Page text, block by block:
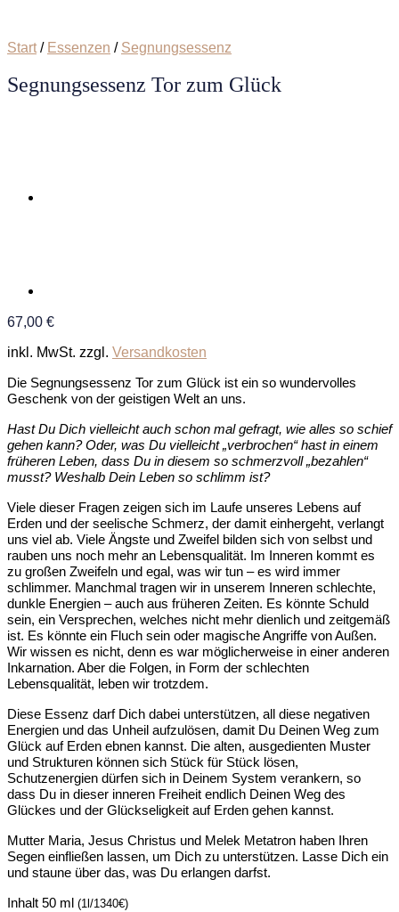
Start / Essenzen / Segnungsessenz
Segnungsessenz Tor zum Glück
67,00 €
inkl. MwSt. zzgl. Versandkosten
Die Segnungsessenz Tor zum Glück ist ein so wundervolles
Geschenk von der geistigen Welt an uns.
Hast Du Dich vielleicht auch schon mal gefragt, wie alles so schief
gehen kann? Oder, was Du vielleicht „verbrochen“ hast in einem
früheren Leben, dass Du in diesem so schmerzvoll „bezahlen“
musst? Weshalb Dein Leben so schlimm ist?
Viele dieser Fragen zeigen sich im Laufe unseres Lebens auf
Erden und der seelische Schmerz, der damit einhergeht, verlangt
uns viel ab. Viele Ängste und Zweifel bilden sich von selbst und
rauben uns noch mehr an Lebensqualität. Im Inneren kommt es
zu großen Zweifeln und egal, was wir tun – es wird immer
schlimmer. Manchmal tragen wir in unserem Inneren schlechte,
dunkle Energien – auch aus früheren Zeiten. Es könnte Schuld
sein, ein Versprechen, welches nicht mehr dienlich und zeitgemäß
ist. Es könnte ein Fluch sein oder magische Angriffe von Außen.
Wir wissen es nicht, denn es war möglicherweise in einer anderen
Inkarnation. Aber die Folgen, in Form der schlechten
Lebensqualität, leben wir trotzdem.
Diese Essenz darf Dich dabei unterstützen, all diese negativen
Energien und das Unheil aufzulösen, damit Du Deinen Weg zum
Glück auf Erden ebnen kannst. Die alten, ausgedienten Muster
und Strukturen können sich Stück für Stück lösen,
Schutzenergien dürfen sich in Deinem System verankern, so
dass Du in dieser inneren Freiheit endlich Deinen Weg des
Glückes und der Glückseligkeit auf Erden gehen kannst.
Mutter Maria, Jesus Christus und Melek Metatron haben Ihren
Segen einfließen lassen, um Dich zu unterstützen. Lasse Dich ein
und staune über das, was Du erlangen darfst.
Inhalt 50 ml (1l/1340€)